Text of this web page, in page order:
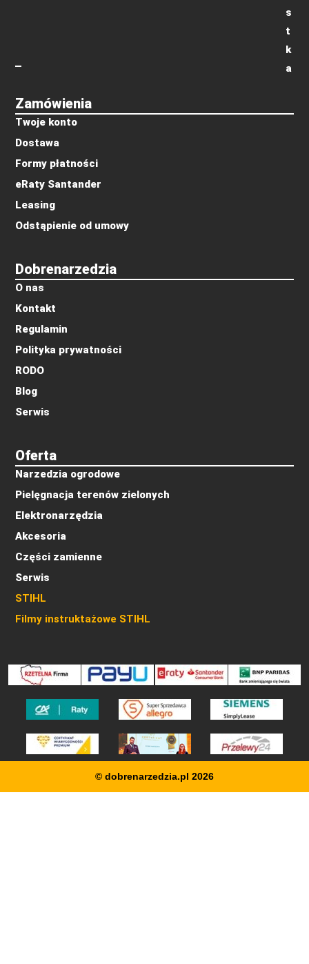
Oferta
Narzedzia ogrodowe
Pielęgnacja terenów zielonych
Elektronarzędzia
Akcesoria
Części zamienne
Serwis
STIHL
Filmy instruktażowe STIHL
Dobrenarzedzia
O nas
Kontakt
Regulamin
Polityka prywatności
RODO
Blog
Serwis
Zamówienia
Twoje konto
Dostawa
Formy płatności
eRaty Santander
Leasing
Odstąpienie od umowy
s
t
k
a
© dobrenarzedzia.pl 2026